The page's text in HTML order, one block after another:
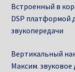
Встроенный в
DSP платформой
звукопередачи
Вертикальный
Максим. звуковое